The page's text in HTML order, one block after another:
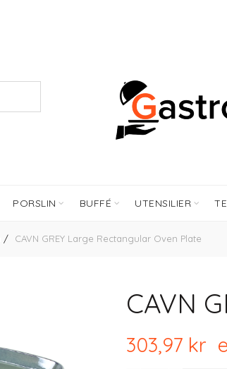
PORSLIN BUFFÉ UTENSILIER
CAVN GREY Large Rectangular Oven Plate
CAVN
303,97 kr